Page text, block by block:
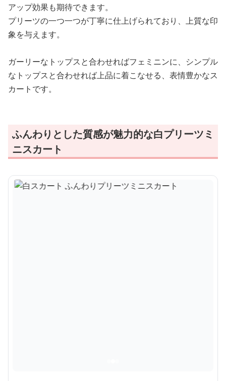
アップ効果も期待できます。
プリーツの一つ一つが丁寧に仕上げられており、上質な印
象を与えます。
ガーリーなトップスと合わせればフェミニンに、シンプル
なトップスと合わせれば上品に着こなせる、表情豊かなス
カートです。
ふんわりとした質感が魅力的な白プリーツミ
ニスカート